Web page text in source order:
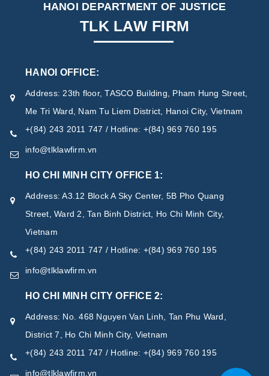
HANOI DEPARTMENT OF JUSTICE
TLK LAW FIRM
HANOI OFFICE:
Address: 23th floor, TASCO Building, Pham Hung Street,
Me Tri Ward, Nam Tu Liem District, Hanoi City, Vietnam
+(84) 243 2011 747 / Hotline: +(84) 969 760 195
info@tlklawfirm.vn
HO CHI MINH CITY OFFICE 1:
Address: A3.12 Block A Sky Center, 5B Pho Quang
Street, Ward 2, Tan Binh District, Ho Chi Minh City,
Vietnam
+(84) 243 2011 747 / Hotline: +(84) 969 760 195
info@tlklawfirm.vn
HO CHI MINH CITY OFFICE 2:
Address: No. 468 Nguyen Van Linh, Tan Phu Ward,
District 7, Ho Chi Minh City, Vietnam
+(84) 243 2011 747 / Hotline: +(84) 969 760 195
info@tlklawfirm.vn